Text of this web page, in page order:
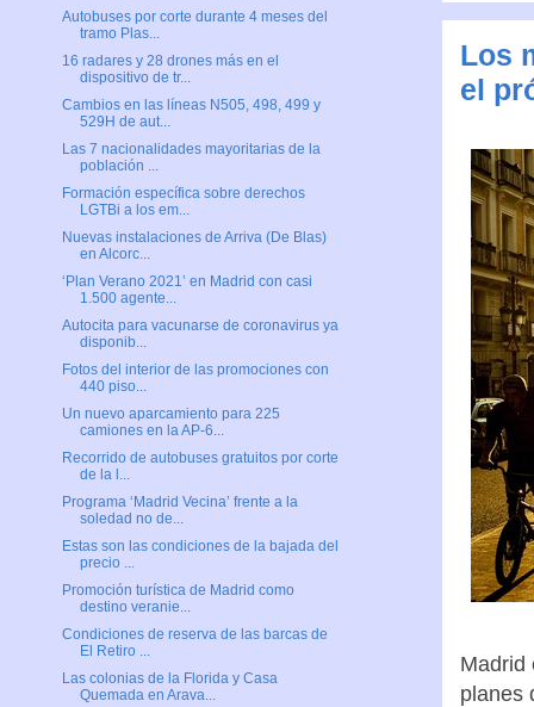
Los
el
Madrid
planes
Autobuses por corte durante 4 meses del
tramo Plas...
16 radares y 28 drones más en el
dispositivo de tr...
Cambios en las líneas N505, 498, 499 y
529H de aut...
Las 7 nacionalidades mayoritarias de la
población ...
Formación específica sobre derechos
LGTBi a los em...
Nuevas instalaciones de Arriva (De Blas)
en Alcorc...
‘Plan Verano 2021’ en Madrid con casi
1.500 agente...
Autocita para vacunarse de coronavirus ya
disponib...
Fotos del interior de las promociones con
440 piso...
Un nuevo aparcamiento para 225
camiones en la AP-6...
Recorrido de autobuses gratuitos por corte
de la l...
Programa ‘Madrid Vecina’ frente a la
soledad no de...
Estas son las condiciones de la bajada del
precio ...
Promoción turística de Madrid como
destino veranie...
Condiciones de reserva de las barcas de
El Retiro ...
Las colonias de la Florida y Casa
Quemada en Arava...